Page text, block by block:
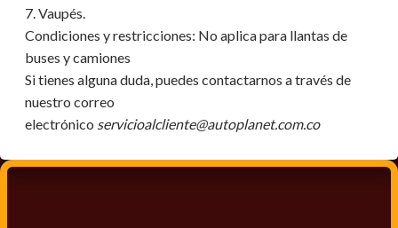
7. Vaupés.
Condiciones y restricciones: No aplica para llantas de
buses y camiones
Si tienes alguna duda, puedes contactarnos a través de
nuestro correo
electrónico servicioalcliente@autoplanet.com.co